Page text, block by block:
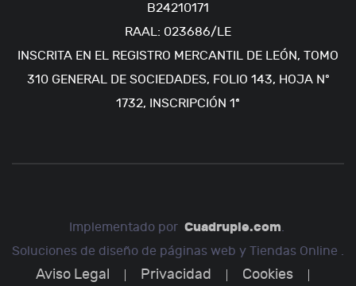
B24210171
RAAL: 023686/LE
INSCRITA EN EL REGISTRO MERCANTIL DE LEÓN, TOMO
310 GENERAL DE SOCIEDADES, FOLIO 143, HOJA Nº
1732, INSCRIPCIÓN 1ª
Implementado por Cuadruple.com.
Soluciones de diseño de páginas web y Tiendas Online .
Aviso Legal Privacidad Cookies